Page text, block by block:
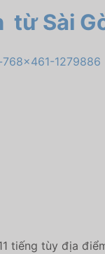
từ Sài
tiếng tùy địa